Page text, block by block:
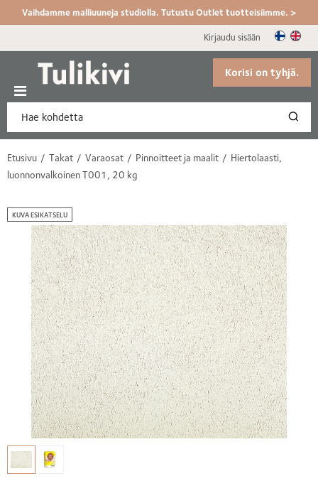
Vaihdamme malliuuneja studiolla. Tutustu Outlet tuotteisiimme. >
Kirjaudu sisään
Korisi on tyhjä.
Etusivu Takat Varaosat Pinnoitteet ja maalit
Hiertolaasti,
luonnonvalkoinen T001, 20 kg
KUVA ESIKATSELU